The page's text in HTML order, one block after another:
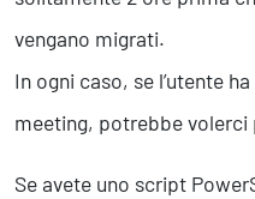
vengano migrati.
In ogni caso, se l’utente
meeting, potrebbe volerci
Se avete uno script